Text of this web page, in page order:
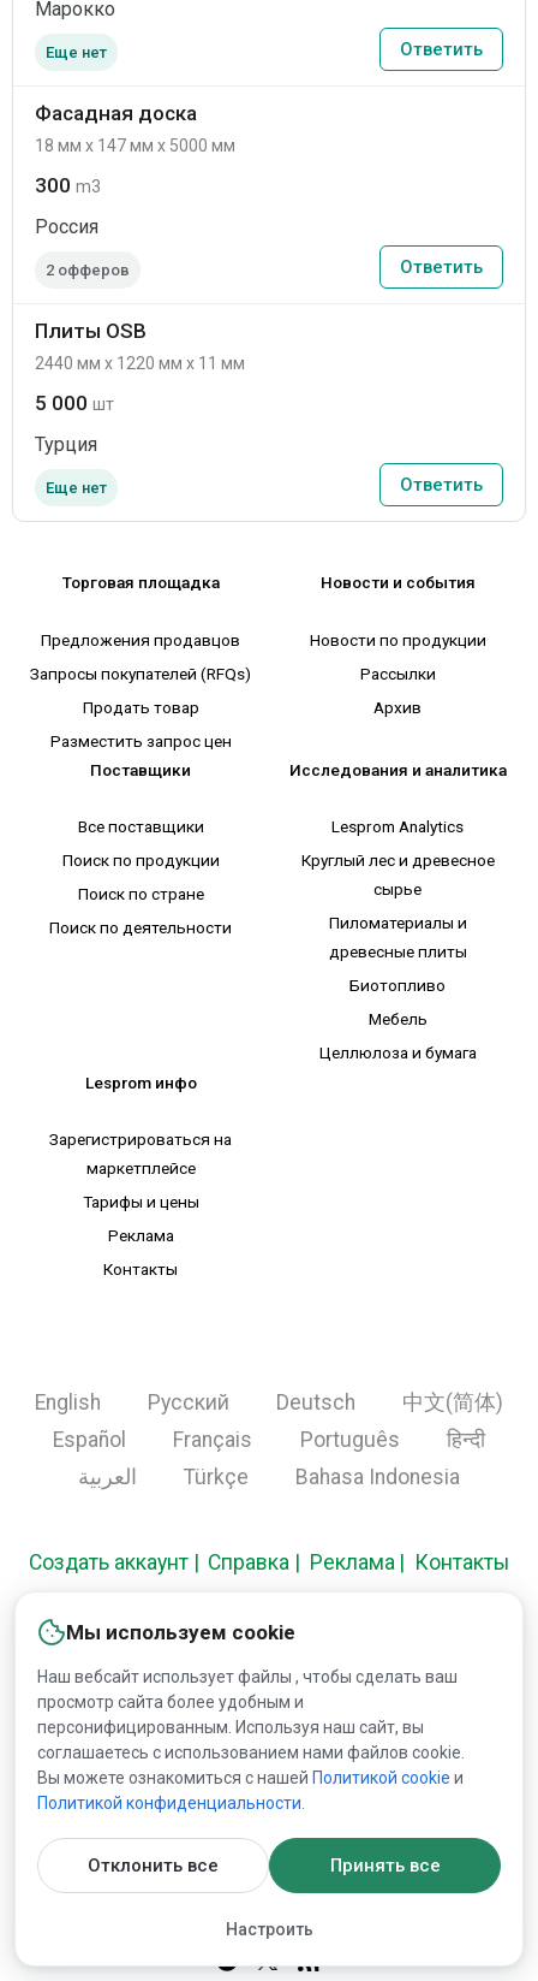
Марокко
Еще нет Ответить
Фасадная доска
18 мм x 147 мм x 5000 мм
300 m3
Россия
2 офферов Ответить
Плиты OSB
2440 мм x 1220 мм x 11 мм
5 000 шт
Турция
Еще нет Ответить
Мы используем cookie
Наш вебсайт использует файлы , чтобы сделать ваш
просмотр сайта более удобным и
персонифицированным. Используя наш сайт, вы
соглашаетесь с использованием нами файлов cookie.
Вы можете ознакомиться с нашей Политикой сookie и
Политикой конфиденциальности
Отклонить все Принять все
Настроить
Торговая площадка
Предложения продавцов
Запросы покупателей (RFQs)
Продать товар
Разместить запрос цен
Новости и события
Новости по продукции
Рассылки
Архив
Поставщики
Все поставщики
Поиск по продукции
Поиск по стране
Поиск по деятельности
Исследования и аналитика
Lesprom Analytics
Круглый лес и древесное
сырье
Пиломатериалы и
древесные плиты
Биотопливо
Мебель
Целлюлоза и бумага
Lesprom инфо
Зарегистрироваться на
маркетплейсе
Тарифы и цены
Реклама
Контакты
English Русский Deutsch
中文(简体)
Español
Français Português
हिन्दी
العربية
Türkçe Bahasa Indonesia
Создать аккаунт Справка Реклама Контакты
Copyright © 2000-2026 Lesprom Network. Все права
защищены.
Запрещена публикация информации сайта без
получения предварительного одобрения публикации от
Lesprom Network.
Пользовательское соглашениеиПолитика